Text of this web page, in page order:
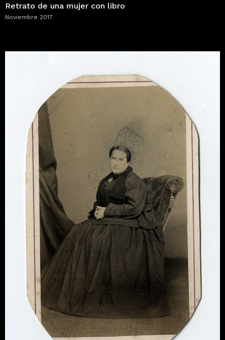
Retrato de una mujer con libro
Noviembre 2017